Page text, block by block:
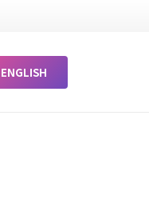
ENGLISH